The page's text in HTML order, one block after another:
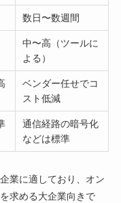
数日〜数週間
中〜高（ツールに
よる）
ベンダー任せでコ
スト低減
通信経路の暗号化
などは標準
業に適しており、オン
求める大企業向きで